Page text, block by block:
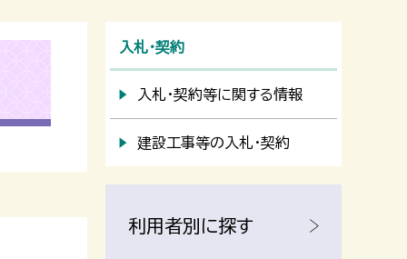
入札・契約
入札・契約等に関する情報
建設工事等の入札・契約
利用者別に探す